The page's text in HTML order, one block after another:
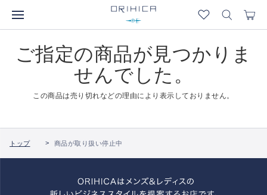
ご指定の商品が見つかりま
せんでした。
この商品は売り切れなどの理由により表示しておりません。
トップ 商品が取り扱い停止中